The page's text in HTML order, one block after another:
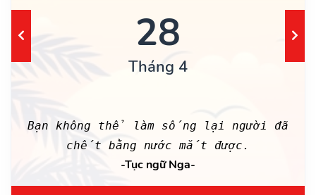
28
Tháng 4
Bạn không thể làm sống lại người đã
chết bằng nước mắt được.
-Tục ngữ Nga-